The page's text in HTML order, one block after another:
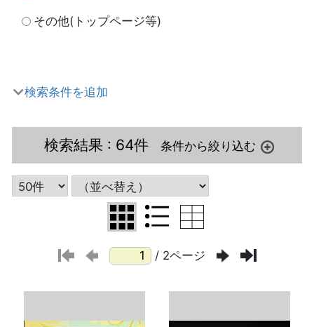
その他(トップページ等)
検索条件を追加
検索結果 : 64件
/ 2ページ